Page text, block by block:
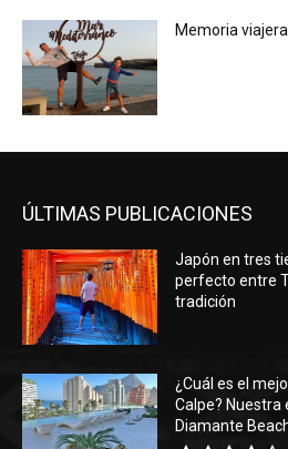
Memoria
ÚLTIMAS PUBLICACIONES
Japón en tres
perfecto entre
tradición
¿Cuál es el
Calpe? Nuestra
Diamante